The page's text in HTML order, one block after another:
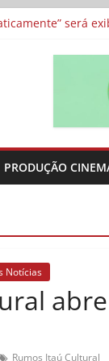
“Os
será
e divide prêmio
metragens
PRODUÇÃO
Notícias
Rumos Itaú Cultural